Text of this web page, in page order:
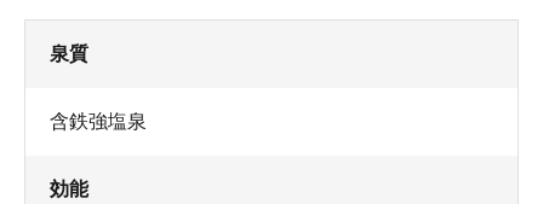
泉質
含鉄強塩泉
効能